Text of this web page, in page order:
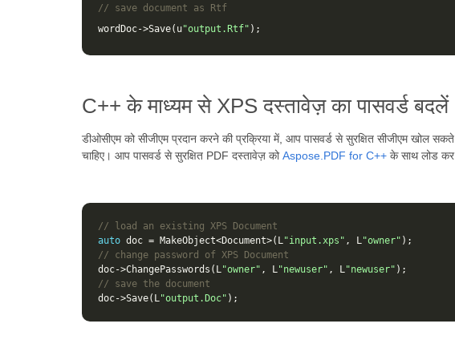
// save document as Rtf
wordDoc->Save( u"output.Rtf" );
C++ के माध्यम से XPS दस्तावेज़ का पासवर्ड बदलें
डीओसीएम को सीजीएम प्रदान करने की प्रक्रिया में, आप पासवर्ड से सुरक्षित सीजीएम खोल
चाहिए। आप पासवर्ड से सुरक्षित PDF दस्तावेज़ कोAspose.PDF for C++ के साथ लोड
// load an existing XPS Document
auto doc = MakeObject<Document>( L"input.xps" , L"owner" );
// change password of XPS Document
doc->ChangePasswords ( L"owner" , L"newuser" , L"newuser" );
// save the document
doc->Save( L"output.Doc" );